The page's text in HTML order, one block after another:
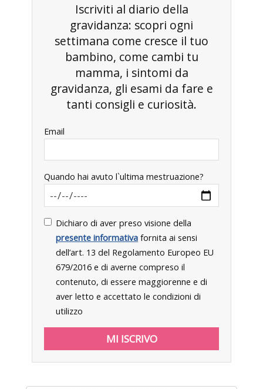
Iscriviti al diario della
gravidanza: scopri ogni
settimana come cresce il tuo
bambino, come cambi tu
mamma, i sintomi da
gravidanza, gli esami da fare e
tanti consigli e curiosità.
Email
Quando hai avuto l`ultima mestruazione?
Dichiaro di aver preso visione della
presente informativa fornita ai sensi
dell’art. 13 del Regolamento Europeo EU
679/2016 e di averne compreso il
contenuto, di essere maggiorenne e di
aver letto e accettato le condizioni di
utilizzo